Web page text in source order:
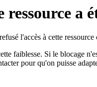
ressource a
l'accès à cette
faiblesse. Si le blocage
pour qu'on puisse